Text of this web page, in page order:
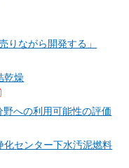
りながら開発する」
乾燥
への利用可能性の評価
センター下水汚泥燃料